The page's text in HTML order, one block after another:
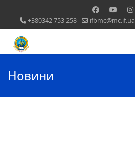
+380342 753 258 ifbmc@mc.if.ua
Новини